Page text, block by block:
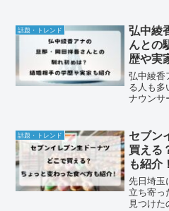
に、校歌
「この
話題・トレンド
弘中綾
んとの
歴や実
弘中綾香
る人も多
ナウンサ
ています
んは英
話題・トレンド
セブン
買える
も紹介
先日埼玉
立ち寄っ
見つけ